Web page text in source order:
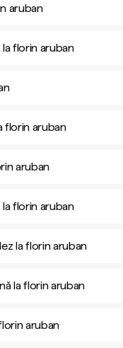
aruban
florin aruban
florin aruban
aruban
florin aruban
la florin aruban
la florin aruban
aruban